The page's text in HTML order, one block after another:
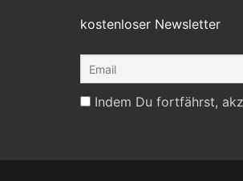
kostenloser Newsletter
Indem Du fortfährst,